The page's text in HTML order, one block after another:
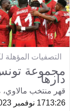
التصفيات المؤهلة
مجموعة
دارها
قهر منتخب مالاوي، مضيفه ليبيريا
13:2617 نوفمبر 2023